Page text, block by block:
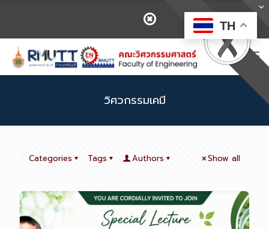
วิศวกรรมเคมี
Categories Tags Authors Show all
TH